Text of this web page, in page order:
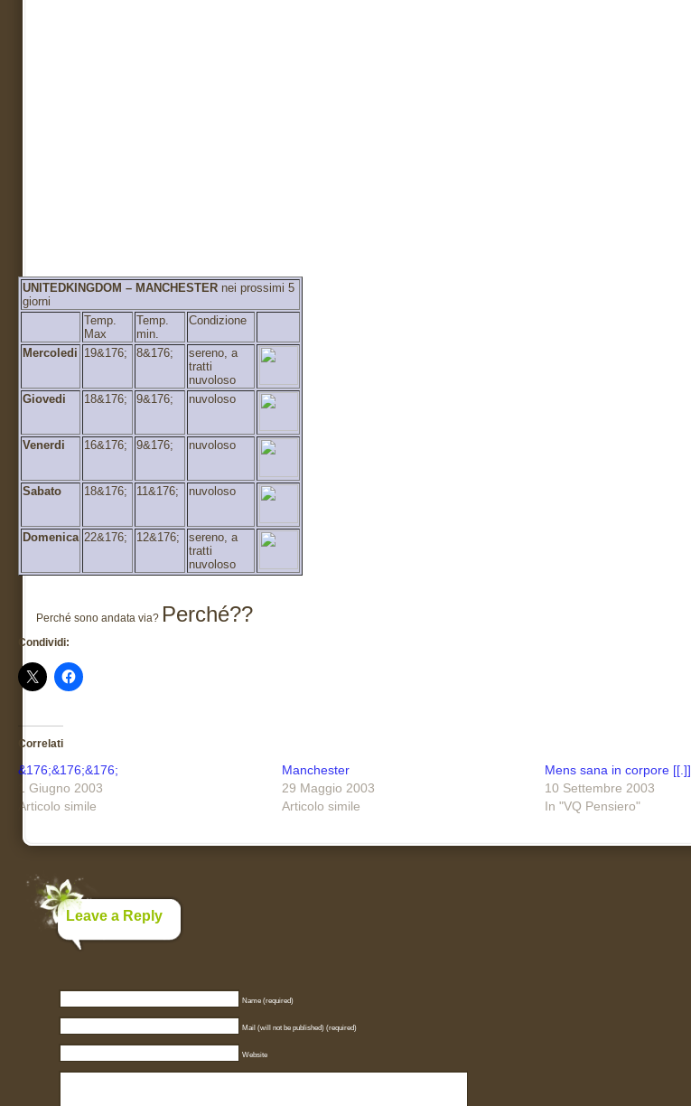
UNITEDKINGDOM – MANCHESTER nei prossimi 5
giorni
Temp.
Max
Temp.
min.
Condizione
Mercoledi 19&176; 8&176;
sereno, a
tratti
nuvoloso
Giovedi
18&176; 9&176; nuvoloso
Venerdi 16&176; 9&176; nuvoloso
Sabato 18&176; 11&176; nuvoloso
Domenica 22&176; 12&176;
sereno, a
tratti
nuvoloso
Perché sono andata via? Perché??
Condividi:
Correlati
&176;&176;&176;
1 Giugno 2003
Articolo simile
Manchester
29 Maggio 2003
Articolo simile
Mens sana in corpore [[.]]
10 Settembre 2003
In "VQ Pensiero"
Leave a Reply
Name (required)
Mail (will not be published) (required)
Website